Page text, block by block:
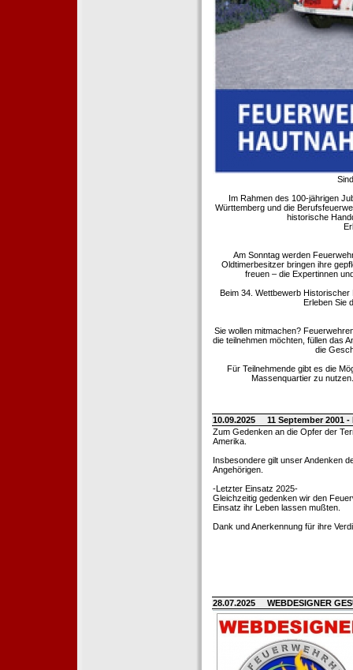
Im Rahmen des 100-jährigen
Württemberg und die
historische
Am Sonntag werden
Oldtimerbesitzer bringen ihre
freuen – die Expertinnen
Beim 34. Wettbewerb
Erleben Sie
Sie wollen mitmachen?
die teilnehmen möchten, füllen das
die
Für Teilnehmende gibt es die
Massenquartier zu
10.09.2025
11 September 2001
Zum Gedenken an die Opfer der
Amerika.
Insbesondere gilt unser Andenken
Angehörigen.
-Letzter Einsatz 2025-
Gleichzeitig gedenken wir den
Einsatz ihr Leben lassen mußten.
Dank und Anerkennung für ihre
28.07.2025 WEBDESIGNER